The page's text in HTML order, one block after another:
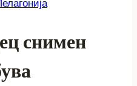
снимен